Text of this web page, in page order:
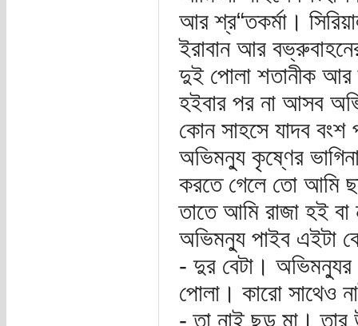
আর শ্র“তকর্মা।
ইরাবান আর
দুই পোলা শতানীক আর
হইবার পর না আসব
কোন সাহসে যাদব বংশ
অভিমন্যু কৃষ্ণের
করতে গেলে তো আমি
তাতে আমি রাজা হই বা
অভিমন্যু পাইব এইটা
- দুর বেটা।
পোলা। কারো সাথেও
- তা নাই ছুডু মা। তার